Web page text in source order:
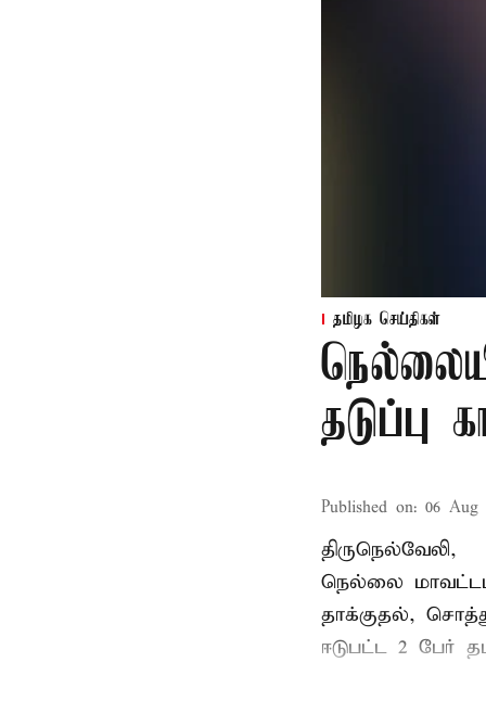
தமிழக செய்திகள்
தடுப்பு
Published on: 06 Aug
திருநெல்வேலி,
நெல்லை
தாக்குதல்,
ஈடுபட்ட 2 பேர்